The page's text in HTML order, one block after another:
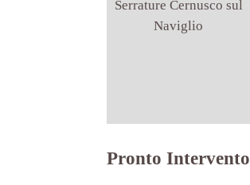
Pronto Intervento